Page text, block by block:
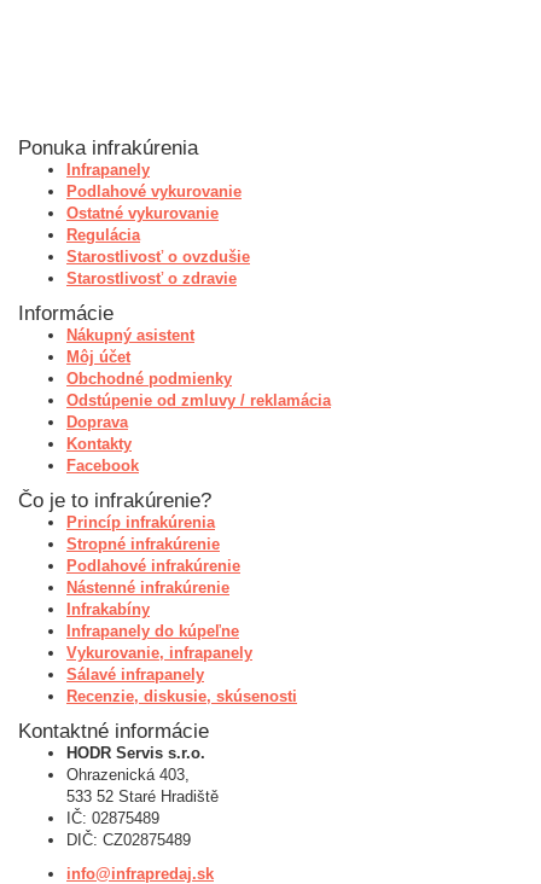
Ponuka infrakúrenia
Infrapanely
Podlahové vykurovanie
Ostatné vykurovanie
Regulácia
Starostlivosť o ovzdušie
Starostlivosť o zdravie
Informácie
Nákupný asistent
Môj účet
Obchodné podmienky
Odstúpenie od zmluvy / reklamácia
Doprava
Kontakty
Facebook
Čo je to infrakúrenie?
Princíp infrakúrenia
Stropné infrakúrenie
Podlahové infrakúrenie
Nástenné infrakúrenie
Infrakabíny
Infrapanely do kúpeľne
Vykurovanie, infrapanely
Sálavé infrapanely
Recenzie, diskusie, skúsenosti
Kontaktné informácie
HODR Servis s.r.o.
Ohrazenická 403,
533 52 Staré Hradiště
IČ: 02875489
DIČ: CZ02875489
info@infrapredaj.sk